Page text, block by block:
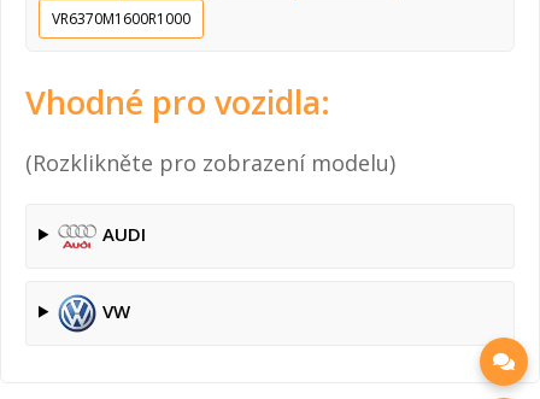
VR6370M1600R1000
Vhodné pro vozidla:
(Rozklikněte pro zobrazení modelu)
AUDI
VW